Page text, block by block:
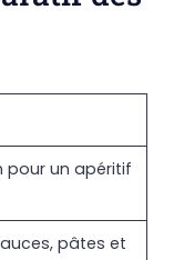
pour un apéritif
pâtes et